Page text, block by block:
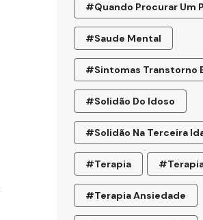
#quando Procurar Um
#saude Mental
#sintomas Transtorno
#solidão Do Idoso
#Solidão Na Terceira
#terapia
#terapia Ansiedade